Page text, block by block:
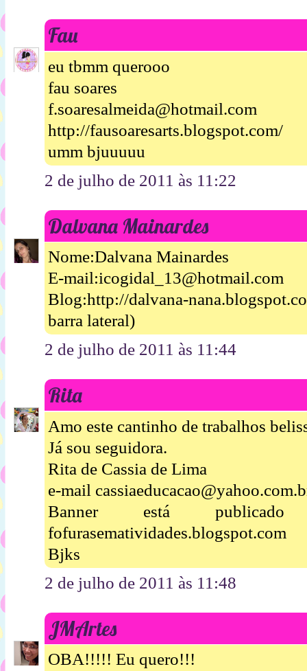
Fau
eu tbmm querooo
fau soares
f.soaresalmeida@hotmail.com
http://fausoaresarts.blogspot.com/
umm bjuuuuu
2 de julho de 2011 às 11:22
Dalvana Mainardes
Nome:Dalvana Mainardes
E-mail:icogidal_13@hotmail.com
Blog:http://dalvana-
barra lateral)
2 de julho de 2011 às 11:44
Rita
Amo este cantinho de trabalhos
Já sou seguidora.
Rita de Cassia de Lima
e-mail
Banner está
fofurasematividades.blogspot.com
Bjks
2 de julho de 2011 às 11:48
JMArtes
OBA!!!!! Eu quero!!!